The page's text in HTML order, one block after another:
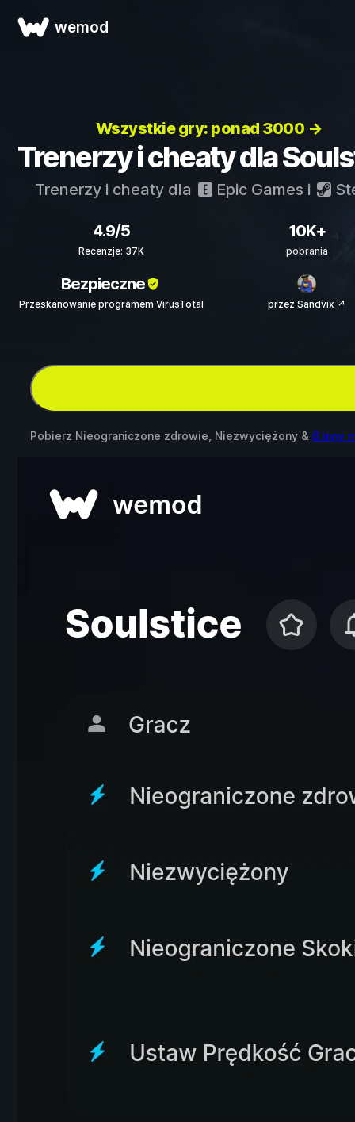
wemod
Wszystkie gry: ponad 3000 →
Trenerzy i cheaty dla
Trenerzy i cheaty dla Epic Games i
4.9/5
Recenzje: 37K
10K+
pobrania
Bezpieczne
Przeskanowanie programem VirusTotal przez Sandvix ↗
Pobierz Nieograniczone zdrowie, Niezwyciężony & 6 inny